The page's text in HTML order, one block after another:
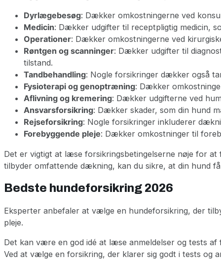
Dyrlægebesøg: Dækker omkostningerne ved
Medicin: Dækker udgifter til receptpligtig medicin,
Operationer: Dækker omkostningerne ved
Røntgen og scanninger: Dækker udgifter til
tilstand.
Tandbehandling: Nogle forsikringer dækker også
Fysioterapi og genoptræning: Dækker
Aflivning og kremering: Dækker udgifterne ved
Ansvarsforsikring: Dækker skader, som din hund
Rejseforsikring: Nogle forsikringer inkluderer
Forebyggende pleje: Dækker omkostninger til
Det er vigtigt at læse forsikringsbetingelserne nøje for
tilbyder omfattende dækning, kan du sikre, at din hund
Bedste hundeforsikring 2026
Eksperter anbefaler at vælge en hundeforsikring, der
pleje.
Det kan være en god idé at læse anmeldelser og tests
Ved at vælge en forsikring, der klarer sig godt i tests